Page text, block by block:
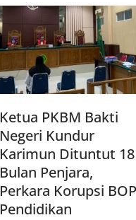
Ketua PKBM Bakti
Negeri Kundur
Karimun Dituntut 18
Bulan Penjara,
Perkara Korupsi BOP
Pendidikan